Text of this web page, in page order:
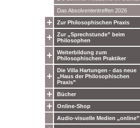
Das Absolvententreffen 2026
Zur Philosophischen Praxis
Zur „Sprechstunde” beim
Philosophen
Weiterbildung zum
Philosophischen Praktiker
Die Villa Hartungen - das neue
„Haus der Philosophischen
Praxis”
Bücher
Online-Shop
Audio-visuelle Medien „online”